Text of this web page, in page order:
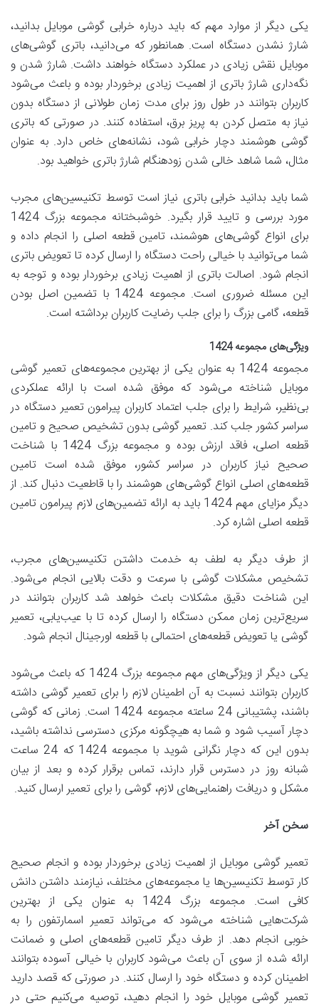
یکی دیگر از موارد مهم که باید درباره خرابی گوشی موبایل بدانید،
شارژ نشدن دستگاه است. همانطور که می‌دانید، باتری گوشی‌های
موبایل نقش زیادی در عملکرد دستگاه خواهند داشت. شارژ شدن و
نگه‌داری شارژ باتری از اهمیت زیادی برخوردار بوده و باعث می‌شود
کاربران بتوانند در طول روز برای مدت زمان طولانی از دستگاه بدون
نیاز به متصل کردن به پریز برق، استفاده کنند. در صورتی که باتری
گوشی هوشمند دچار خرابی شود، نشانه‌های خاص دارد. به عنوان
مثال، شما شاهد خالی شدن زودهنگام شارژ باتری خواهید بود.
شما باید بدانید خرابی باتری نیاز است توسط تکنیسین‌های مجرب
مورد بررسی و تایید قرار بگیرد. خوشبختانه مجموعه بزرگ 1424
برای انواع گوشی‌های هوشمند، تامین قطعه اصلی را انجام داده و
شما می‌توانید با خیالی راحت دستگاه را ارسال کرده تا تعویض باتری
انجام شود. اصالت باتری از اهمیت زیادی برخوردار بوده و توجه به
این مسئله ضروری است. مجموعه 1424 با تضمین اصل بودن
قطعه، گامی بزرگ را برای جلب رضایت کاربران برداشته است.
ویژگی‌های مجموعه 1424
مجموعه 1424 به عنوان یکی از بهترین مجموعه‌های تعمیر گوشی
موبایل شناخته می‌شود که موفق شده است با ارائه عملکردی
بی‌نظیر، شرایط را برای جلب اعتماد کاربران پیرامون تعمیر دستگاه در
سراسر کشور جلب کند. تعمیر گوشی بدون تشخیص صحیح و تامین
قطعه اصلی، فاقد ارزش بوده و مجموعه بزرگ 1424 با شناخت
صحیح نیاز کاربران در سراسر کشور، موفق شده است تامین
قطعه‌های اصلی انواع گوشی‌های هوشمند را با قاطعیت دنبال کند. از
دیگر مزایای مهم 1424 باید به ارائه تضمین‌های لازم پیرامون تامین
قطعه اصلی اشاره کرد.
از طرف دیگر به لطف به خدمت داشتن تکنیسین‌های مجرب،
تشخیص مشکلات گوشی با سرعت و دقت بالایی انجام می‌شود.
این شناخت دقیق مشکلات باعث خواهد شد کاربران بتوانند در
سریع‌ترین زمان ممکن دستگاه را ارسال کرده تا با عیب‌یابی، تعمیر
گوشی یا تعویض قطعه‌های احتمالی با قطعه اورجینال انجام شود.
یکی دیگر از ویژگی‌های مهم مجموعه بزرگ 1424 که باعث می‌شود
کاربران بتوانند نسبت به آن اطمینان لازم را برای تعمیر گوشی داشته
باشند، پشتیبانی 24 ساعته مجموعه 1424 است. زمانی که گوشی
دچار آسیب شود و شما به هیچگونه مرکزی دسترسی نداشته باشید،
بدون این که دچار نگرانی شوید با مجموعه 1424 که 24 ساعت
شبانه روز در دسترس قرار دارند، تماس برقرار کرده و بعد از بیان
مشکل و دریافت راهنمایی‌های لازم، گوشی را برای تعمیر ارسال کنید.
سخن آخر
تعمیر گوشی موبایل از اهمیت زیادی برخوردار بوده و انجام صحیح
کار توسط تکنیسین‌ها یا مجموعه‌های مختلف، نیازمند داشتن دانش
کافی است. مجموعه بزرگ 1424 به عنوان یکی از بهترین
شرکت‌هایی شناخته می‌شود که می‌تواند تعمیر اسمارتفون را به
خوبی انجام دهد. از طرف دیگر تامین قطعه‌های اصلی و ضمانت
ارائه شده از سوی آن باعث می‌شود کاربران با خیالی آسوده بتوانند
اطمینان کرده و دستگاه خود را ارسال کنند. در صورتی که قصد دارید
تعمیر گوشی موبایل خود را انجام دهید، توصیه می‌کنیم حتی در